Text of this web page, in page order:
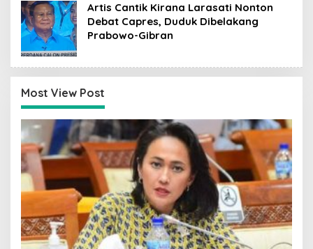
Artis Cantik Kirana Larasati Nonton
Debat Capres, Duduk Dibelakang
Prabowo-Gibran
Most View Post